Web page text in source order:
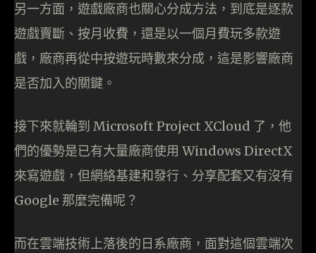
另一方面，遊戲廠商也關心分成方法，到底是逐款
遊戲賣斷、按月收費，還是以一個月費玩多款遊
戲，廠商再從中按遊玩時數來分成，這是影響廠商
是否加入的關鍵。
接下來就輪到 Microsoft Project XCloud 了，他
們的優勢是已有大量廠商使用 Windows DirectX
來寫遊戲，但網絡基建和發行、分享配套又有沒有
Google 那麼完備呢？
而在雲端技術上落後的日系廠商，面對這個雲端次